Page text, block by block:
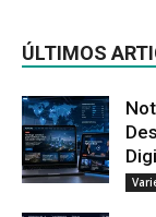
ÚLTIMOS